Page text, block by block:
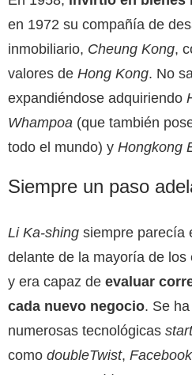
en 1972 su compañía de
inmobiliario, Cheung Kong,
valores de Hong Kong. No
expandiéndose adquiriendo
Whampoa (que también
todo el mundo) y Hongkong
Siempre un paso
Li Ka-shing siempre parecía
delante de la mayoría de
y era capaz de evaluar
cada nuevo negocio. Se
numerosas tecnológicas
como doubleTwist, Facebook